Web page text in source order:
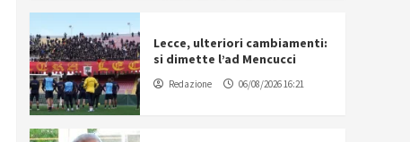
Lecce, ulteriori cambiamenti:
si dimette l’ad Mencucci
Redazione 06/08/2026 16:21